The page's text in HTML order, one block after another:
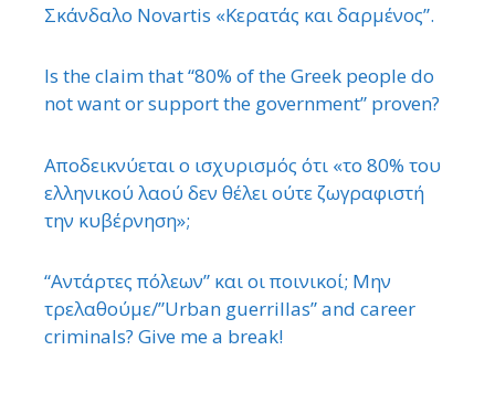
Σκάνδαλο Novartis «Κερατάς και δαρμένος”.
Is the claim that “80% of the Greek people do
not want or support the government” proven?
Αποδεικνύεται ο ισχυρισμός ότι «το 80% του
ελληνικού λαού δεν θέλει ούτε ζωγραφιστή
την κυβέρνηση»;
“Αντάρτες πόλεων” και οι ποινικοί; Μην
τρελαθούμε/”Urban guerrillas” and career
criminals? Give me a break!